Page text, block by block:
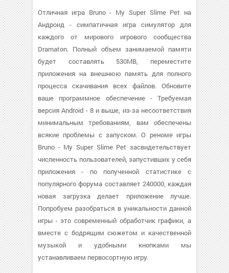
Отличная игра Bruno - My Super Slime Pet на
Андроид - симпатичная игра симулятор для
каждого от мирового игрового сообщества
Dramaton. Полный объем занимаемой памяти
будет составлять 530MB, переместите
приложения на внешнюю память для полного
процесса скачивания всех файлов. Обновите
ваше программное обеспечение - Требуемая
версия Android - 8 и выше, из-за несоответствия
минимальным требованиям, вам обеспечены
всякие проблемы с запуском. О реноме игры
Bruno - My Super Slime Pet засвидетельствует
численность пользователей, запустивших у себя
приложения - по полученной статистике с
популярного форума составляет 240000, каждая
новая загрузка делает приложение лучше.
Попробуем разобраться в уникальности данной
игры - это современный обработчик графики, а
вместе с бодрящим сюжетом и качественной
музыкой и удобными кнопками мы
устанавливаем первосортную игру.